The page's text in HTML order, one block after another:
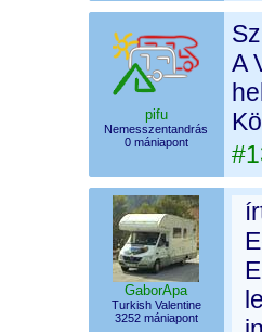
pifu
Nemesszentandrás
0 mániapont
A
GaborApa
Turkish Valentine
3252 mániapont